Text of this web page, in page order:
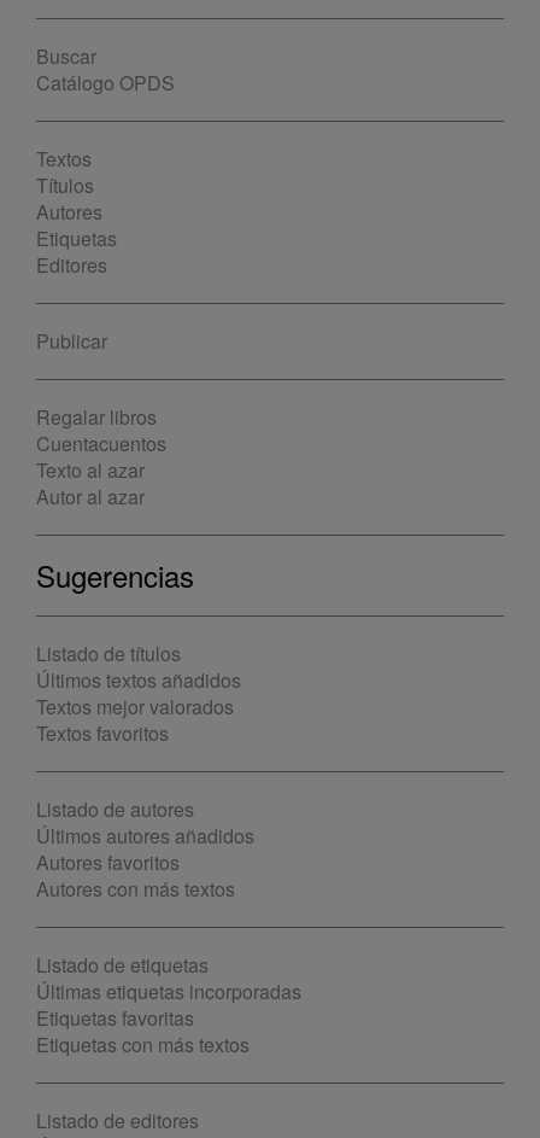
Buscar
Catálogo OPDS
Textos
Títulos
Autores
Etiquetas
Editores
Publicar
Regalar libros
Cuentacuentos
Texto al azar
Autor al azar
Sugerencias
Listado de títulos
Últimos textos añadidos
Textos mejor valorados
Textos favoritos
Listado de autores
Últimos autores añadidos
Autores favoritos
Autores con más textos
Listado de etiquetas
Últimas etiquetas incorporadas
Etiquetas favoritas
Etiquetas con más textos
Listado de editores